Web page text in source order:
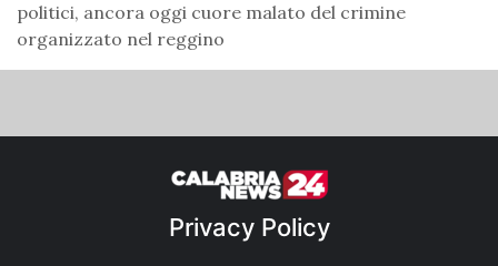
politici, ancora oggi cuore malato del crimine
organizzato nel reggino
Privacy Policy